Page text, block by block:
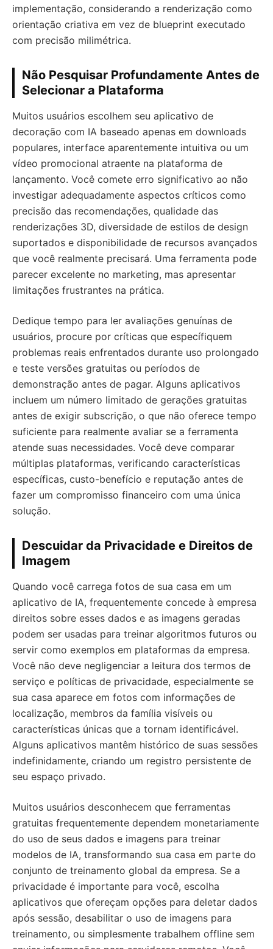
implementação, considerando a renderização como
orientação criativa em vez de blueprint executado
com precisão milimétrica.
Não Pesquisar Profundamente Antes de
Selecionar a Plataforma
Muitos usuários escolhem seu aplicativo de
decoração com IA baseado apenas em downloads
populares, interface aparentemente intuitiva ou um
vídeo promocional atraente na plataforma de
lançamento. Você comete erro significativo ao não
investigar adequadamente aspectos críticos como
precisão das recomendações, qualidade das
renderizações 3D, diversidade de estilos de design
suportados e disponibilidade de recursos avançados
que você realmente precisará. Uma ferramenta pode
parecer excelente no marketing, mas apresentar
limitações frustrantes na prática.
Dedique tempo para ler avaliações genuínas de
usuários, procure por críticas que específiquem
problemas reais enfrentados durante uso prolongado
e teste versões gratuitas ou períodos de
demonstração antes de pagar. Alguns aplicativos
incluem um número limitado de gerações gratuitas
antes de exigir subscrição, o que não oferece tempo
suficiente para realmente avaliar se a ferramenta
atende suas necessidades. Você deve comparar
múltiplas plataformas, verificando características
específicas, custo-benefício e reputação antes de
fazer um compromisso financeiro com uma única
solução.
Descuidar da Privacidade e Direitos de
Imagem
Quando você carrega fotos de sua casa em um
aplicativo de IA, frequentemente concede à empresa
direitos sobre esses dados e as imagens geradas
podem ser usadas para treinar algoritmos futuros ou
servir como exemplos em plataformas da empresa.
Você não deve negligenciar a leitura dos termos de
serviço e políticas de privacidade, especialmente se
sua casa aparece em fotos com informações de
localização, membros da família visíveis ou
características únicas que a tornam identificável.
Alguns aplicativos mantêm histórico de suas sessões
indefinidamente, criando um registro persistente de
seu espaço privado.
Muitos usuários desconhecem que ferramentas
gratuitas frequentemente dependem monetariamente
do uso de seus dados e imagens para treinar
modelos de IA, transformando sua casa em parte do
conjunto de treinamento global da empresa. Se a
privacidade é importante para você, escolha
aplicativos que ofereçam opções para deletar dados
após sessão, desabilitar o uso de imagens para
treinamento, ou simplesmente trabalhem offline sem